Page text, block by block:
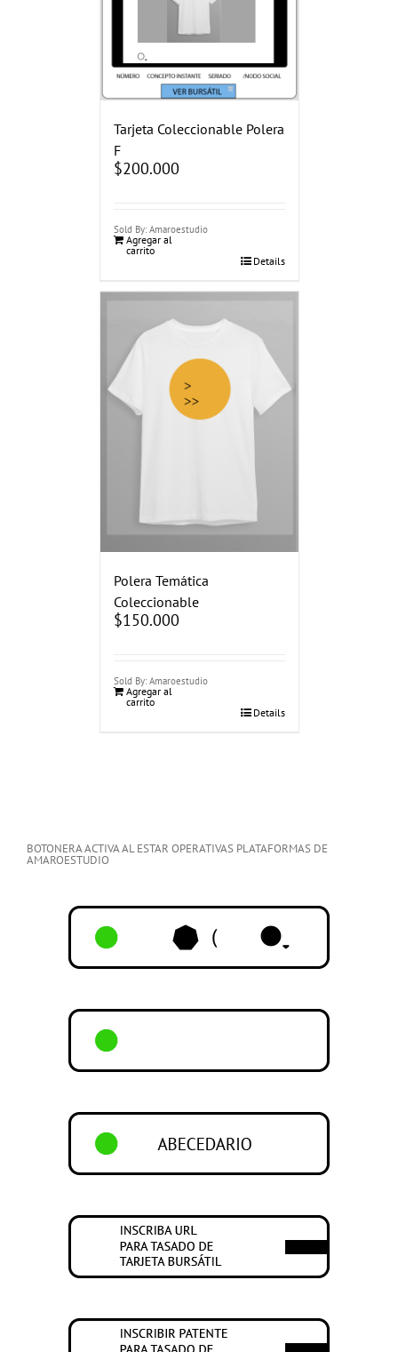
Tarjeta Coleccionable Polera
F
$200.000
Sold By: Amaroestudio
Agregar al
carrito
Details
Polera Temática
Coleccionable
$150.000
Sold By: Amaroestudio
Agregar al
carrito
Details
BOTONERA ACTIVA AL ESTAR OPERATIVAS PLATAFORMAS DE
AMAROESTUDIO